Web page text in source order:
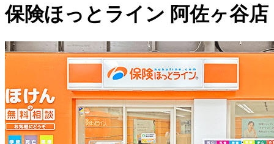
保険ほっとライン 阿佐ヶ谷店